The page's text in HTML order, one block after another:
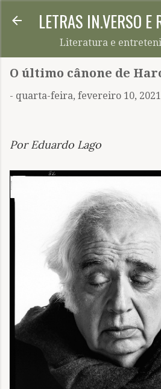
Pular para o
LETRAS IN.VERSO E
Literatura e
O último cânone de
- quarta-feira, fevereiro 10, 2021
Por Eduardo Lago